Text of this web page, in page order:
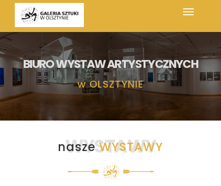
BIURO WYSTAW ARTYSTYCZNYCH
w OLSZTYNIE
WYSTAWY
naszeWYSTAWY